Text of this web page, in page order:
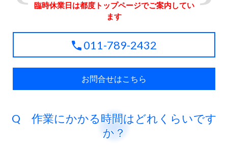
臨時休業日は都度トップページでご案内してい
ます
011-789-2432
お問合せはこちら
Q 作業にかかる時間はどれくらいです
か？